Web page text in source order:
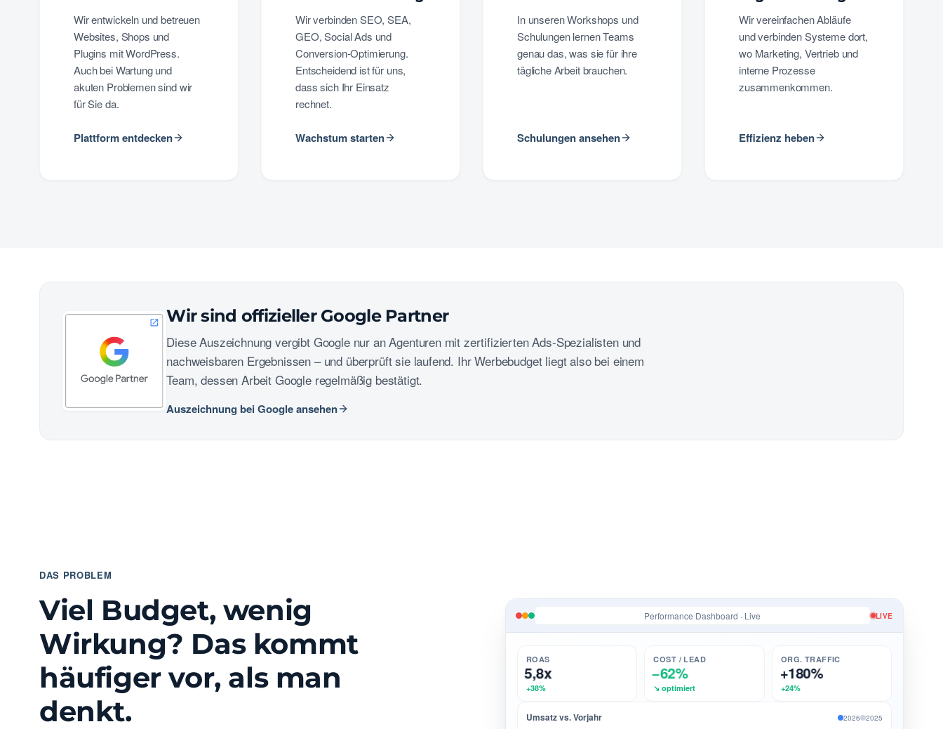
Wir entwickeln und betreuen
Websites, Shops und
Plugins mit WordPress.
Auch bei Wartung und
akuten Problemen sind wir
für Sie da.
Plattform entdecken
Wir verbinden SEO, SEA,
GEO, Social Ads und
Conversion-Optimierung.
Entscheidend ist für uns,
dass sich Ihr Einsatz
rechnet.
Wachstum starten
In unseren Workshops und
Schulungen lernen Teams
genau das, was sie für ihre
tägliche Arbeit brauchen.
Schulungen ansehen
Wir vereinfachen Abläufe
und verbinden Systeme dort,
wo Marketing, Vertrieb und
interne Prozesse
zusammenkommen.
Effizienz heben
Wir sind offizieller Google Partner
Diese Auszeichnung vergibt Google nur an Agenturen mit zertifizierten Ads-Spezialisten und
nachweisbaren Ergebnissen – und überprüft sie laufend. Ihr Werbebudget liegt also bei einem
Team, dessen Arbeit Google regelmäßig bestätigt.
Auszeichnung bei Google ansehen
DAS PROBLEM
Viel Budget, wenig
Wirkung? Das kommt
häufiger vor, als man
denkt.
Performance Dashboard · Live LIVE
ROAS
5,8x
+38%
COST / LEAD
−62%
↘ optimiert
ORG. TRAFFIC
+180%
+24%
Umsatz vs. Vorjahr 2026 2025